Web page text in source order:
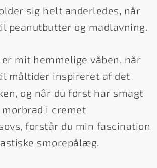
sig helt anderledes, når
peanutbutter og madlavning.
mit hemmelige våben, når
måltider inspireret af det
og når du først har smagt
i cremet
forstår du min fascination
smørepålæg.